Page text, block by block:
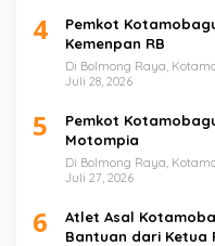
4
Pemkot
Kemenpan RB
Di Bolmong Raya,
Juli 28, 2026
5
Pemkot
Motompia
Di Bolmong Raya,
Juli 27, 2026
6
Atlet Asal
Bantuan dari Ketua